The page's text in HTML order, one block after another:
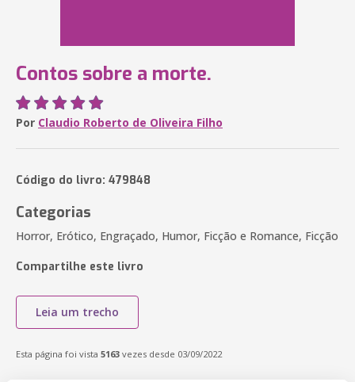
Contos sobre a morte.
Por Claudio Roberto de Oliveira Filho
Código do livro: 479848
Categorias
Horror, Erótico, Engraçado, Humor, Ficção e Romance, Ficção
Compartilhe este livro
Leia um trecho
Esta página foi vista 5163 vezes desde 03/09/2022